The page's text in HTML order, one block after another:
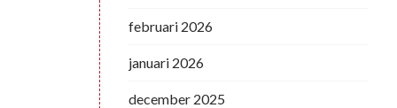
februari 2026
januari 2026
december 2025